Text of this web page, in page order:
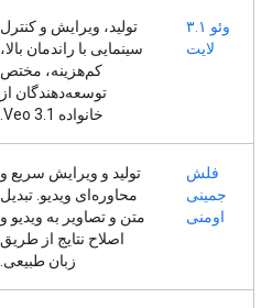
وئو ۳.۱
لایت
تولید، ویرایش و کنترل
سینمایی با راندمان بالا،
کم‌هزینه، مختص
توسعه‌دهندگان از
خانواده Veo 3.1.
فلش
جمینی
اومنی
تولید و ویرایش سریع و
محاوره‌ای ویدیو. تبدیل
متن و تصاویر به ویدیو و
اصلاح نتایج از طریق
زبان طبیعی.